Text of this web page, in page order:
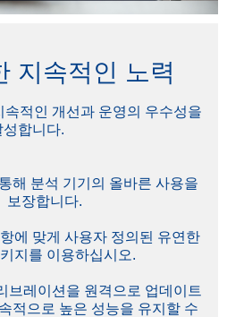
지속적인 노력
적인 개선과 운영의 우수성을
성합니다.
해 분석 기기의 올바른 사용을
보장합니다.
에 맞게 사용자 정의된 유연한
지를 이용하십시오.
브레이션을 원격으로 업데이트
적으로 높은 성능을 유지할 수